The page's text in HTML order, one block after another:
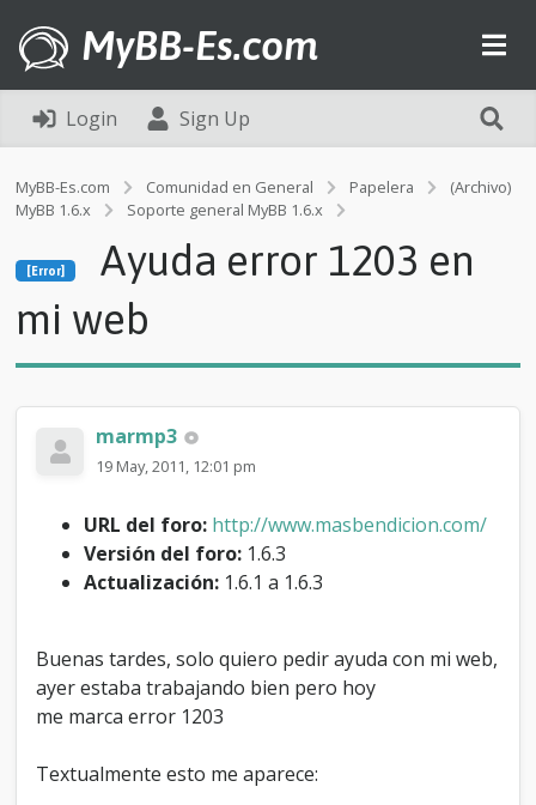
MyBB-Es.com
Login Sign Up
MyBB-Es.com Comunidad en General Papelera
(Archivo)
MyBB 1.6.x
Soporte general MyBB 1.6.x
A
y
e
r
0
w
e
[Error]
Ayuda error 1203 en
mi web
marmp3
19 May, 2011, 12:01 pm
URL del foro: http://www.masbendicion.com/
Versión del foro: 1.6.3
Actualización: 1.6.1 a 1.6.3
Buenas tardes, solo quiero pedir ayuda con mi web,
ayer estaba trabajando bien pero hoy
me marca error 1203
Textualmente esto me aparece: